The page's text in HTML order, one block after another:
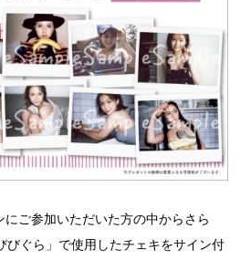
ご参加いただいた方の中からさら
びぐら」で使用したチェキをサイン付